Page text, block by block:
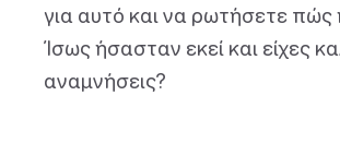
για αυτό και να ρωτήσετε πώς
Ίσως ήσασταν εκεί και είχες
αναμνήσεις?